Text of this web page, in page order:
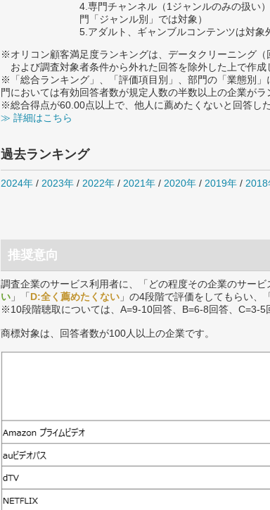
4.専門チャンネル（1ジャンルのみの扱い
門「ジャンル別」では対象）
5.アダルト、ギャンブルコンテンツは対象
※オリコン顧客満足度ランキングは、データクリーニング（
および調査対象者条件から外れた回答を除外した上で作成
※「総合ランキング」、「評価項目別」、部門の「業態別
門においては有効回答者数が規定人数の半数以上の企業がラ
※総合得点が60.00点以上で、他人に薦めたくないと回答し
≫ 詳細はこちら
過去ランキング
2024年 / 2023年 / 2022年 / 2021年 / 2020年 / 2019年 / 2018
推奨意向
調査企業のサービス利用者に、「どの程度その企業のサー
い 」「D:全く薦めたくない 」の4段階で評価をしてもらい、
※10段階聴取については、A=9-10回答、B=6-8回答、C=3-5
商標対象は、回答者数が100人以上の企業です。